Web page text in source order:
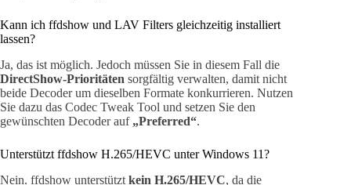
Kann ich ffdshow und LAV Filters gleichzeitig installiert
lassen?
Ja, das ist möglich. Jedoch müssen Sie in diesem Fall die
DirectShow-Prioritäten sorgfältig verwalten, damit nicht
beide Decoder um dieselben Formate konkurrieren. Nutzen
Sie dazu das Codec Tweak Tool und setzen Sie den
gewünschten Decoder auf „Preferred“.
Unterstützt ffdshow H.265/HEVC unter Windows 11?
Nein. ffdshow unterstützt kein H.265/HEVC, da die